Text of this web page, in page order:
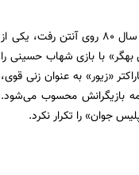
موفقیت مرحوم معصومی در سریال‌های تلویزیونی، تا دهه 80 نیز ادامه داشت. مجموعه «پلیس جوان» که سال 80 روی آنتن رفت، یکی از
با بازی شهاب حسینی را
«زیور» به عنوان زنی قوی،
بازیگرانش محسوب می‌شود.
جوان» را تکرار نکرد.